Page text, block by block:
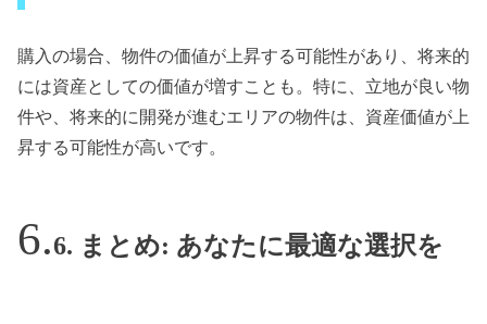
購入の場合、物件の価値が上昇する可能性があり、将来的
には資産としての価値が増すことも。特に、立地が良い物
件や、将来的に開発が進むエリアの物件は、資産価値が上
昇する可能性が高いです。
6. まとめ: あなたに最適な選択を